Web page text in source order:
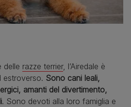
delle razze terrier, l’Airedale è
estroverso. Sono cani leali,
amanti del divertimento,
. Sono devoti alla loro famiglia e